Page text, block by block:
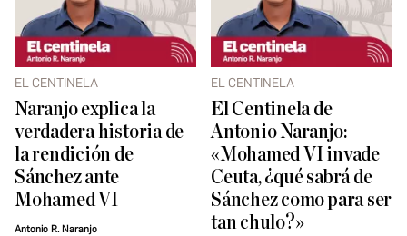
EL CENTINELA
Naranjo explica la
verdadera historia de
la rendición de
Sánchez ante
Mohamed VI
Antonio R. Naranjo
EL CENTINELA
El Centinela de
Antonio Naranjo:
«Mohamed VI invade
Ceuta, ¿qué sabrá de
Sánchez como para ser
tan chulo?»